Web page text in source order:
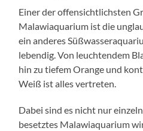
Einer der offensichtlichsten
Malawiaquarium ist die
ein anderes
lebendig. Von leuchtendem
hin zu tiefem Orange und
Weiß ist alles vertreten.
Dabei sind es nicht nur
besetztes Malawiaquarium